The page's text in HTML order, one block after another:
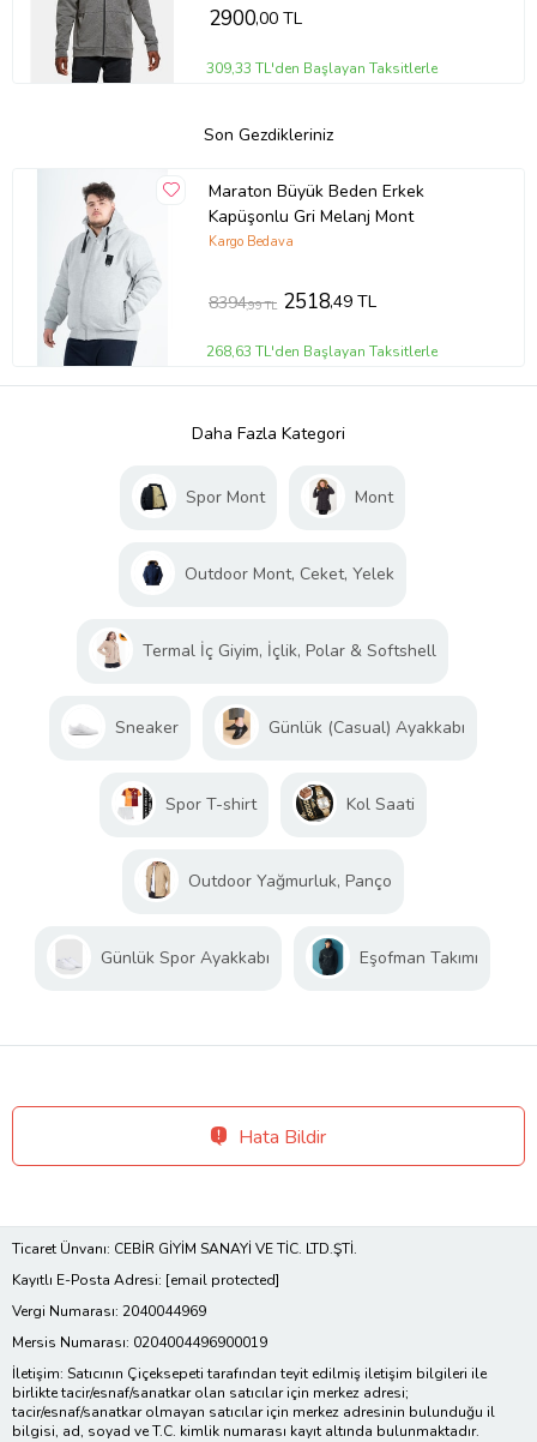
2900,00 TL
309,33 TL'den Başlayan Taksitlerle
Son Gezdikleriniz
Maraton Büyük Beden Erkek
Kapüşonlu Gri Melanj Mont
Kargo Bedava
8394,99 TL 2518,49 TL
268,63 TL'den Başlayan Taksitlerle
Daha Fazla Kategori
Spor Mont Mont
Outdoor Mont, Ceket, Yelek
Termal İç Giyim, İçlik, Polar & Softshell
Sneaker Günlük (Casual) Ayakkabı
Spor T-shirt Kol Saati
Outdoor Yağmurluk, Panço
Günlük Spor Ayakkabı Eşofman Takımı
Hata Bildir
Ticaret Ünvanı: CEBİR GİYİM SANAYİ VE TİC. LTD.ŞTİ.
Kayıtlı E-Posta Adresi: [email protected]
Vergi Numarası: 2040044969
Mersis Numarası: 0204004496900019
İletişim: Satıcının Çiçeksepeti tarafından teyit edilmiş iletişim bilgileri ile
birlikte tacir/esnaf/sanatkar olan satıcılar için merkez adresi;
tacir/esnaf/sanatkar olmayan satıcılar için merkez adresinin bulunduğu il
bilgisi, ad, soyad ve T.C. kimlik numarası kayıt altında bulunmaktadır.